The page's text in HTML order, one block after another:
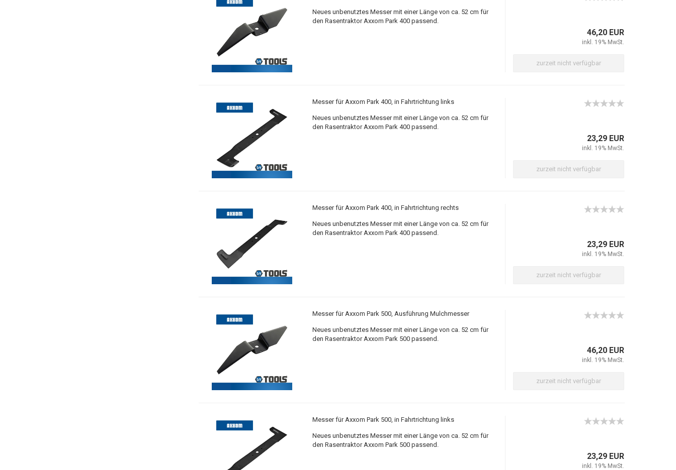
Neues unbenutztes Messer mit einer Länge von ca. 52 cm für
den Rasentraktor Axxom Park 400 passend.
46,20 EUR
inkl. 19% MwSt.
zurzeit nicht verfügbar
Messer für Axxom Park 400, in Fahrtrichtung links
Neues unbenutztes Messer mit einer Länge von ca. 52 cm für
den Rasentraktor Axxom Park 400 passend.
23,29 EUR
inkl. 19% MwSt.
zurzeit nicht verfügbar
Messer für Axxom Park 400, in Fahrtrichtung rechts
Neues unbenutztes Messer mit einer Länge von ca. 52 cm für
den Rasentraktor Axxom Park 400 passend.
23,29 EUR
inkl. 19% MwSt.
zurzeit nicht verfügbar
Messer für Axxom Park 500, Ausführung Mulchmesser
Neues unbenutztes Messer mit einer Länge von ca. 52 cm für
den Rasentraktor Axxom Park 500 passend.
46,20 EUR
inkl. 19% MwSt.
zurzeit nicht verfügbar
Messer für Axxom Park 500, in Fahrtrichtung links
Neues unbenutztes Messer mit einer Länge von ca. 52 cm für
den Rasentraktor Axxom Park 500 passend.
23,29 EUR
inkl. 19% MwSt.